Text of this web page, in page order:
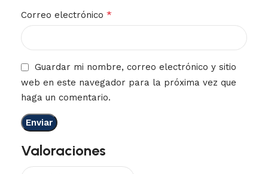
Valoraciones
Correo electrónico *
Guardar mi nombre, correo electrónico y sitio
web en este navegador para la próxima vez que
haga un comentario.